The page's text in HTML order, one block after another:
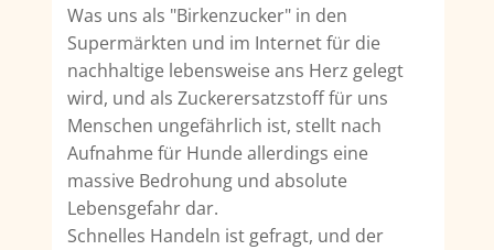
Was uns als "Birkenzucker" in den
Supermärkten und im Internet für die
nachhaltige lebensweise ans Herz gelegt
wird, und als Zuckerersatzstoff für uns
Menschen ungefährlich ist, stellt nach
Aufnahme für Hunde allerdings eine
massive Bedrohung und absolute
Lebensgefahr dar.
Schnelles Handeln ist gefragt, und der